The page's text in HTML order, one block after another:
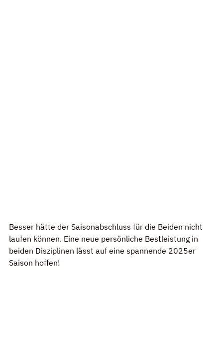
Besser hätte der Saisonabschluss für die Beiden nicht
laufen können. Eine neue persönliche Bestleistung in
beiden Disziplinen lässt auf eine spannende 2025er
Saison hoffen!